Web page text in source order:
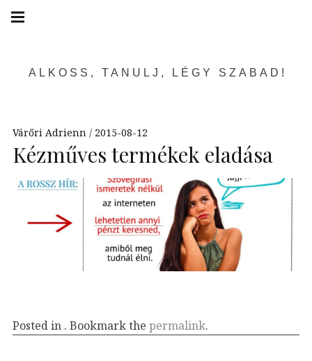
Skip
ALKOSS, TANULJ, LÉGY SZABAD!
navigation
Várőri Adrienn 2015-08-12
Kézműves termékek eladása
Posted in . Bookmark the permalink.